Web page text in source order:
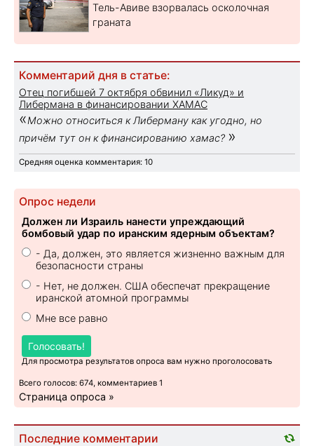
Тель-Авиве взорвалась осколочная
граната
Комментарий дня в статье:
Отец погибшей 7 октября обвинил «Ликуд» и
Либермана в финансировании ХАМАС
«Можно относиться к Либерману как угодно, но
причём тут он к финансированию хамас? »
Средняя оценка комментария: 10
Опрос недели
Должен ли Израиль нанести упреждающий
бомбовый удар по иранским ядерным объектам?
- Да, должен, это является жизненно важным для
безопасности страны
- Нет, не должен. США обеспечат прекращение
иранской атомной программы
Мне все равно
Голосовать!
Для просмотра результатов опроса вам нужно проголосовать
Всего голосов: 674, комментариев 1
Страница опроса »
Последние комментарии